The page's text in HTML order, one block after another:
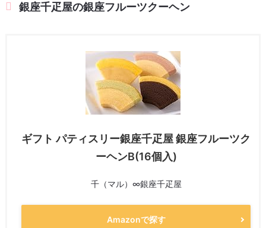
銀座千疋屋の銀座フルーツクーヘン
ギフト パティスリー銀座千疋屋 銀座フルーツク
ーヘンB(16個入)
千（マル）∞銀座千疋屋
Amazonで探す